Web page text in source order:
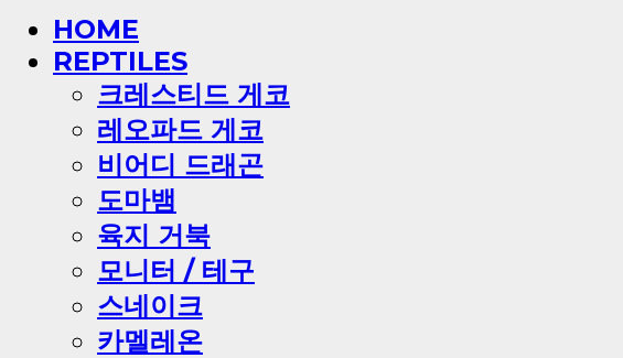
HOME
REPTILES
크레스티드 게코
레오파드 게코
비어디 드래곤
도마뱀
육지 거북
모니터 / 테구
스네이크
카멜레온